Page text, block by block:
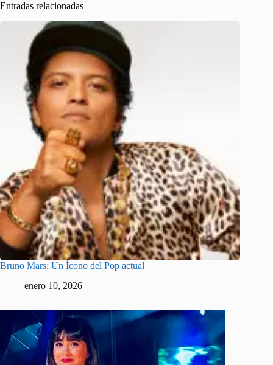
Entradas relacionadas
Bruno Mars: Un Ícono del Pop actual
enero 10, 2026